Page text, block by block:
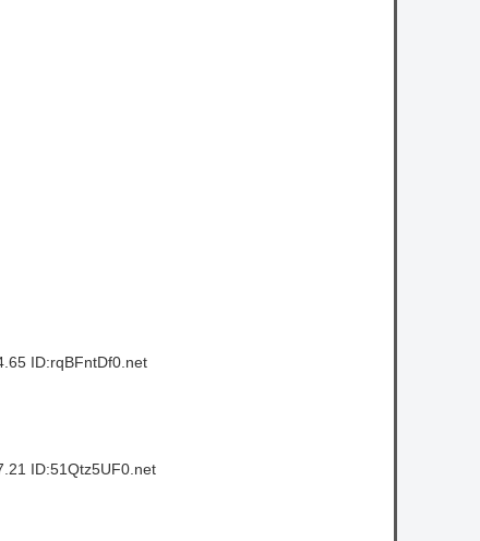
ID:rqBFntDf0.net
ID:51Qtz5UF0.net